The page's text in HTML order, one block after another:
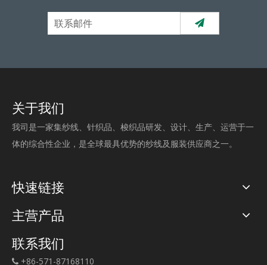
关于我们
我司是一家集纱线、针织品、梭织品研发、设计、生产、运营于一
体的综合性企业，是全球最具优势的纱线及服装供应商之一。
快速链接
主营产品
联系我们
 +86-571-87168110